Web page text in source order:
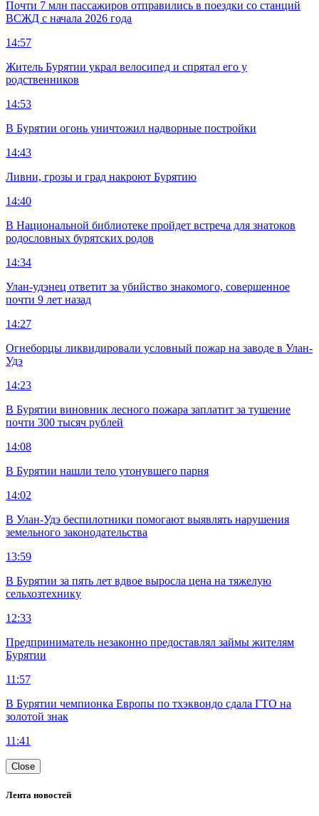
Почти 7 млн пассажиров отправились в поездки со станций
ВСЖД с начала 2026 года
14:57
Житель Бурятии украл велосипед и спрятал его у
родственников
14:53
В Бурятии огонь уничтожил надворные постройки
14:43
Ливни, грозы и град накроют Бурятию
14:40
В Национальной библиотеке пройдет встреча для знатоков
родословных бурятских родов
14:34
Улан-удэнец ответит за убийство знакомого, совершенное
почти 9 лет назад
14:27
Огнеборцы ликвидировали условный пожар на заводе в Улан-
Удэ
14:23
В Бурятии виновник лесного пожара заплатит за тушение
почти 300 тысяч рублей
14:08
В Бурятии нашли тело утонувшего парня
14:02
В Улан-Удэ беспилотники помогают выявлять нарушения
земельного законодательства
13:59
В Бурятии за пять лет вдвое выросла цена на тяжелую
сельхозтехнику
12:33
Предприниматель незаконно предоставлял займы жителям
Бурятии
11:57
В Бурятии чемпионка Европы по тхэквондо сдала ГТО на
золотой знак
11:41
Close
Лента новостей